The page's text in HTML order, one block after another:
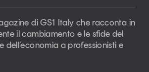
di GS1 Italy che racconta in
il cambiamento e le sfide del
dell’economia a professionisti e